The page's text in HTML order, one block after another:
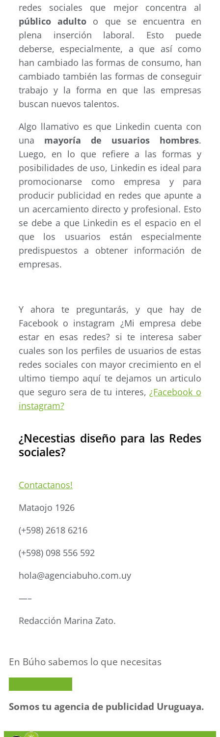
redes sociales que mejor concentra al
público adulto o que se encuentra en
plena inserción laboral. Esto puede
deberse, especialmente, a que así como
han cambiado las formas de consumo, han
cambiado también las formas de conseguir
trabajo y la forma en que las empresas
buscan nuevos talentos.
Algo llamativo es que Linkedin cuenta con
una mayoría de usuarios hombres.
Luego, en lo que refiere a las formas y
posibilidades de uso, Linkedin es ideal para
promocionarse como empresa y para
producir publicidad en redes que apunte a
un acercamiento directo y profesional. Esto
se debe a que Linkedin es el espacio en el
que los usuarios están especialmente
predispuestos a obtener información de
empresas.
Y ahora te preguntarás, y que hay de
Facebook o instagram ¿Mi empresa debe
estar en esas redes? si te interesa saber
cuales son los perfiles de usuarios de estas
redes sociales con mayor crecimiento en el
ultimo tiempo aquí te dejamos un articulo
que seguro sera de tu interes,¿Facebook o
instagram?
¿Necestias diseño para las Redes
sociales?
Contactanos!
Mataojo 1926
(+598) 2618 6216
(+598) 098 556 592
hola@agenciabuho.com.uy
—–
Redacción Marina Zato.
En Búho sabemos lo que necesitas
Somos tu agencia de publicidad Uruguaya.